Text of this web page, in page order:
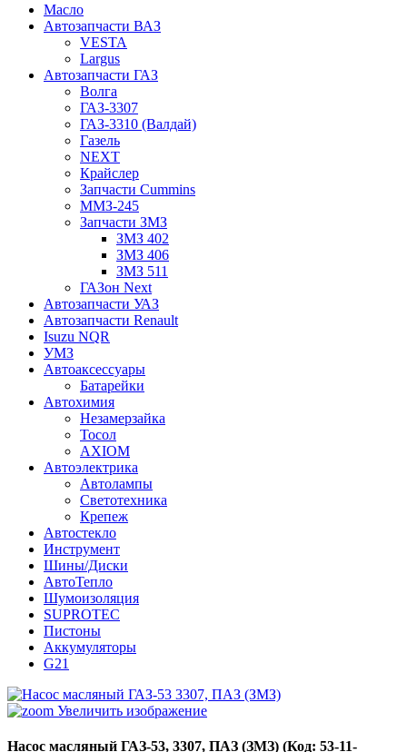
Масло
Автозапчасти ВАЗ
VESTA
Largus
Автозапчасти ГАЗ
Волга
ГАЗ-3307
ГАЗ-3310 (Валдай)
Газель
NEXT
Крайслер
Запчасти Cummins
ММЗ-245
Запчасти ЗМЗ
ЗМЗ 402
ЗМЗ 406
ЗМЗ 511
ГАЗон Next
Автозапчасти УАЗ
Автозапчасти Renault
Isuzu NQR
УМЗ
Автоаксессуары
Батарейки
Автохимия
Незамерзайка
Тосол
AXIOM
Автоэлектрика
Автолампы
Светотехника
Крепеж
Автостекло
Инструмент
Шины/Диски
АвтоТепло
Шумоизоляция
SUPROTEC
Пистоны
Аккумуляторы
G21
Увеличить изображение
Насос масляный ГАЗ-53, 3307, ПАЗ (ЗМЗ) (Код: 53-11-